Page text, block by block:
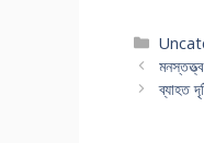
ব্যাহত